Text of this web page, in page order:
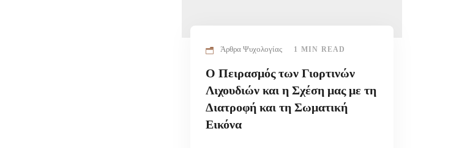
Άρθρα Ψυχολογίας 1 MIN READ
Ο Πειρασμός των Γιορτινών
Λιχουδιών και η Σχέση μας με τη
Διατροφή και τη Σωματική
Εικόνα